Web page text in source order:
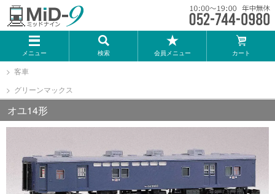
メニュー 検索 会員メニュー カート
メーカー一覧
TOMIX
KATO
トミーテック
客車
グリーンマックス
オユ14形